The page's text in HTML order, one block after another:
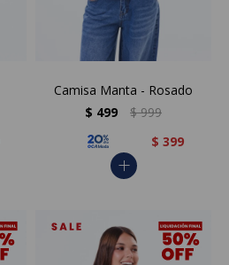
Camisa Manta - Rosado
$ 499 $ 999
$ 399
add